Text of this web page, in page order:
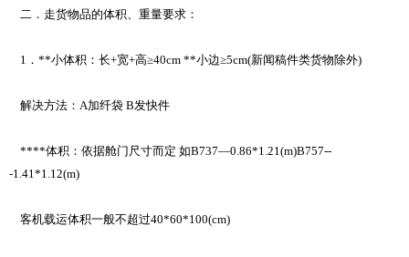
二．走货物品的体积、重量要求：
1．**小体积：长+宽+高≥40cm **小边≥5cm(新闻稿件类货物除外)
解决方法：A加纤袋 B发快件
****体积：依据舱门尺寸而定 如B737—0.86*1.21(m)B757--
-1.41*1.12(m)
客机载运体积一般不超过40*60*100(cm)